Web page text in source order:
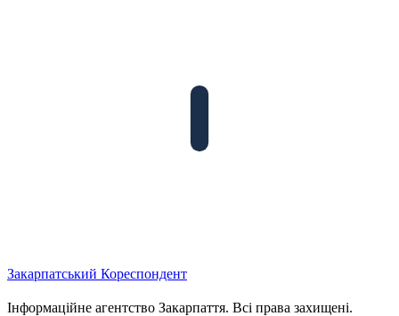
Закарпатський Кореспондент
Інформаційне агентство Закарпаття. Всі права захищені.